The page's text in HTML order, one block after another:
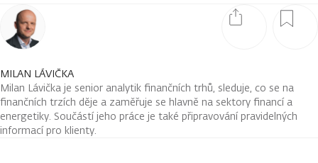
MILAN LÁVIČKA
Milan Lávička je senior analytik finančních trhů, sleduje, co se na
finančních trzích děje a zaměřuje se hlavně na sektory financí a
energetiky. Součástí jeho práce je také připravování pravidelných
informací pro klienty.